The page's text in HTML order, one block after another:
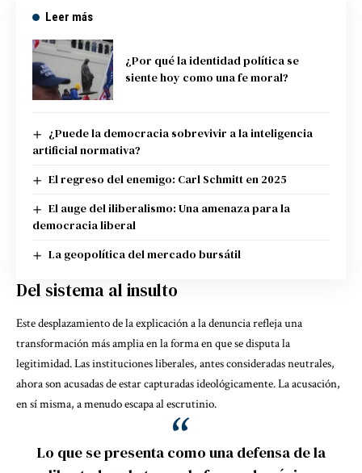
Leer más
¿Por qué la identidad política se
siente hoy como una fe moral?
¿Puede la democracia sobrevivir a la inteligencia
artificial normativa?
El regreso del enemigo: Carl Schmitt en 2025
El auge del iliberalismo: Una amenaza para la
democracia liberal
La geopolítica del mercado bursátil
Del sistema al insulto
Este desplazamiento de la explicación a la denuncia refleja una
transformación más amplia en la forma en que se disputa la
legitimidad. Las instituciones liberales, antes consideradas neutrales,
ahora son acusadas de estar capturadas ideológicamente. La acusación,
en sí misma, a menudo escapa al escrutinio.
Lo que se presenta como una defensa de la